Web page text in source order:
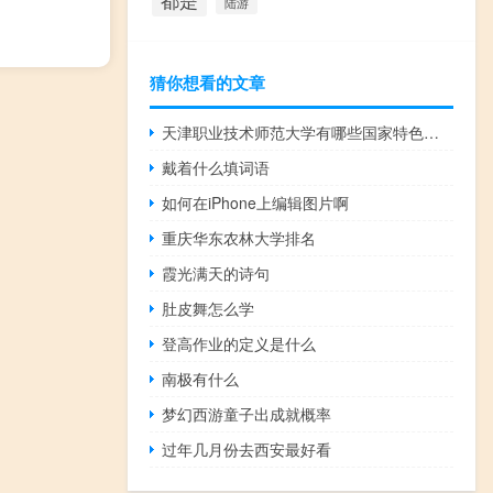
猜你想看的文章
天津职业技术师范大学有哪些国家特色专业
戴着什么填词语
如何在iPhone上编辑图片啊
重庆华东农林大学排名
霞光满天的诗句
肚皮舞怎么学
登高作业的定义是什么
南极有什么
梦幻西游童子出成就概率
过年几月份去西安最好看